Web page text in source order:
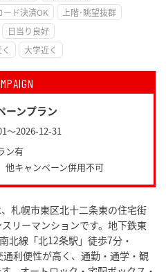
ード決済OK
上階･眺望抜群
日当り良好
大学近く
ーンプラン
～2026-12-31
ン有
他キャンペーン併用不可
札幌市東区北十二条東の住宅街
リーマンションです。地下鉄東
北線「北12条駅」徒歩7分・
利便性が高く、通勤・通学・観